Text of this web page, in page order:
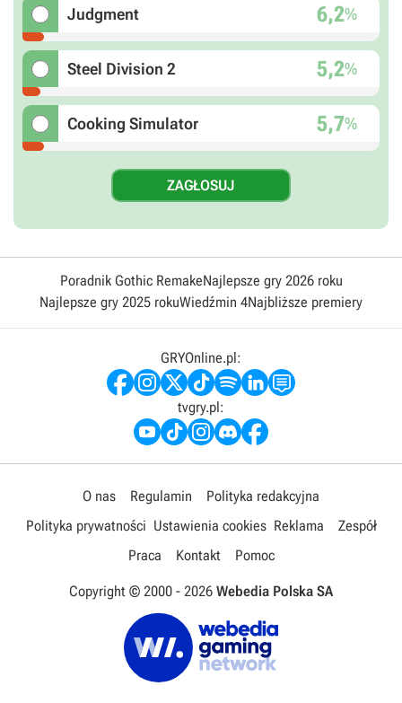
Judgment 6,2%
Steel Division 2 5,2%
Cooking Simulator 5,7%
Poradnik Gothic RemakeNajlepsze gry 2026 roku
Najlepsze gry 2025 rokuWiedźmin 4Najbliższe premiery
GRYOnline.pl:
tvgry.pl:
O nas Regulamin
Polityka redakcyjna
Polityka prywatności Ustawienia cookies Reklama
Zespół
Praca
Kontakt Pomoc
Copyright © 2000 - 2026 Webedia Polska SA